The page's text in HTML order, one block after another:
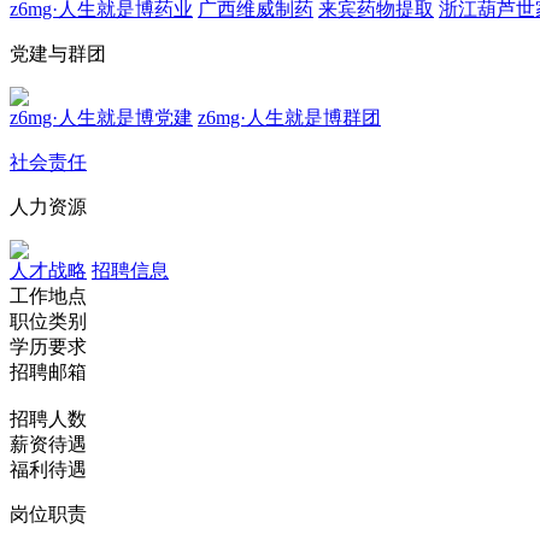
z6mg·人生就是博药业 广西维威制药 来宾药物提取 浙江葫芦世
党建与群团
z6mg·人生就是博党建 z6mg·人生就是博群团
社会责任
人力资源
人才战略 招聘信息
工作地点
职位类别
学历要求
招聘邮箱
招聘人数
薪资待遇
福利待遇
岗位职责